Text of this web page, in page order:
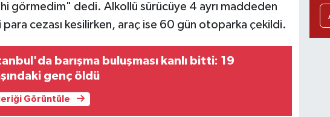
görmedim" dedi. Alkollü sürücüye 4 ayrı maddeden
cezası kesilirken, araç ise 60 gün otoparka çekildi.
barışma buluşması kanlı bitti: 19
genç öldü
Görüntüle